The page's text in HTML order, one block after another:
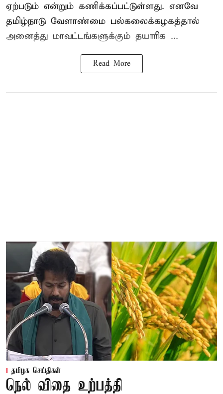
ஏற்படும் என்றும் கணிக்கப்பட்டுள்ளது. எனவே
தமிழ்நாடு வேளாண்மை பல்கலைக்கழகத்தால்
அனைத்து மாவட்டங்களுக்கும் தயாரிக ...
Read More
தமிழக செய்திகள்
நெல் விதை உற்பத்தி